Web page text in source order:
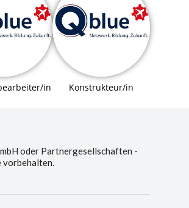
in Konstrukteur/in
oder Partnergesellschaften -
vorbehalten.